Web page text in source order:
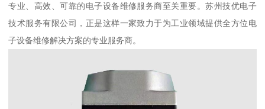
专业、高效、可靠的电子设备维修服务商至关重要。苏州技优电子
技术服务有限公司，正是这样一家致力于为工业领域提供全方位电
子设备维修解决方案的专业服务商。